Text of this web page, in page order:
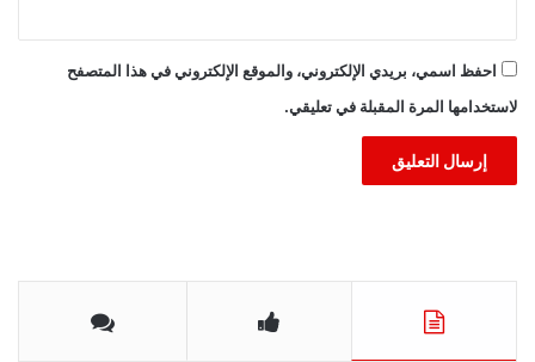
احفظ اسمي، بريدي الإلكتروني، والموقع الإلكتروني في هذا المتصفح
لاستخدامها المرة المقبلة في تعليقي.